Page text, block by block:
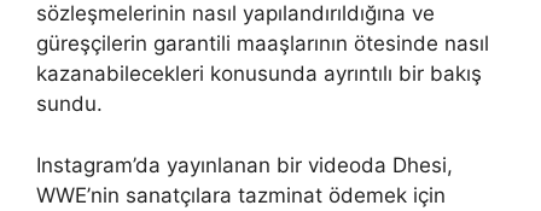
sözleşmelerinin nasıl yapılandırıldığına ve
güreşçilerin garantili maaşlarının ötesinde nasıl
kazanabilecekleri konusunda ayrıntılı bir bakış
sundu.
Instagram’da yayınlanan bir videoda Dhesi,
WWE’nin sanatçılara tazminat ödemek için